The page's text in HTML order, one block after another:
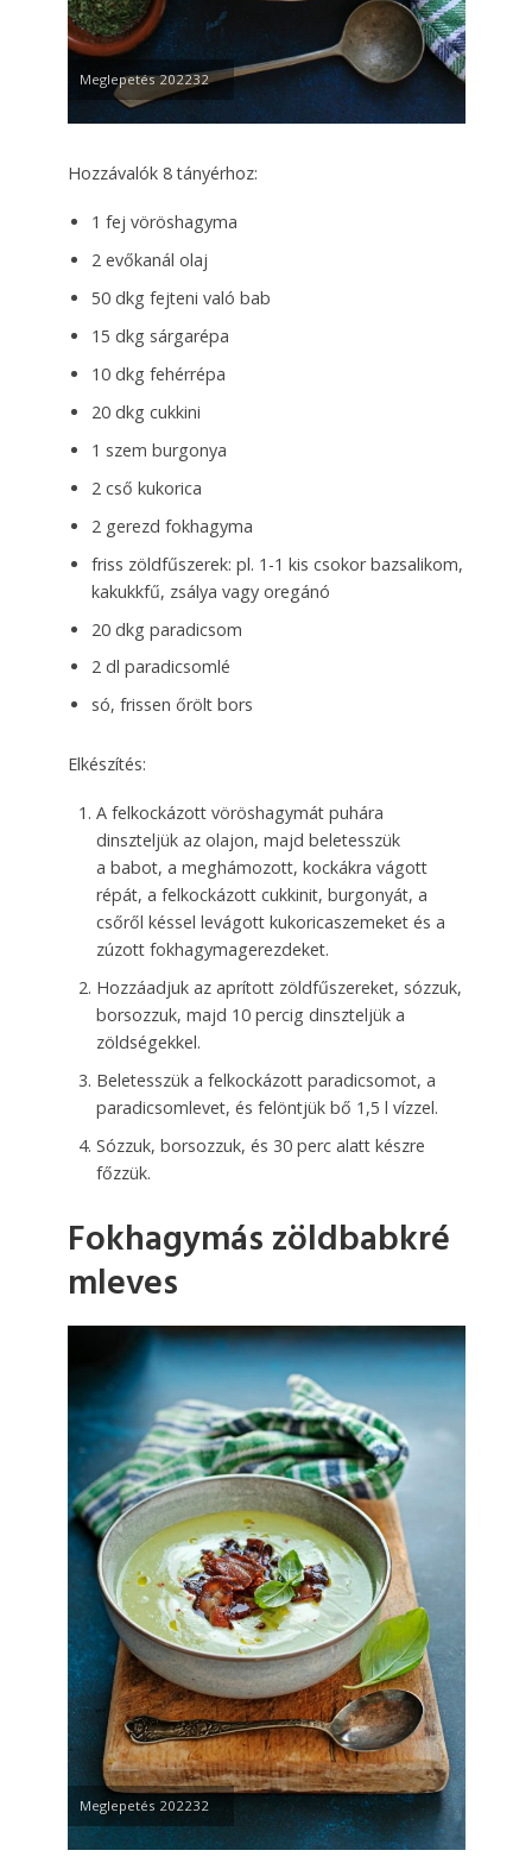
Meglepetés 202232
Hozzávalók 8 tányérhoz:
1 fej vöröshagyma
2 evőkanál olaj
50 dkg fejteni való bab
15 dkg sárgarépa
10 dkg fehérrépa
20 dkg cukkini
1 szem burgonya
2 cső kukorica
2 gerezd fokhagyma
friss zöldfűszerek: pl. 1-1 kis csokor bazsalikom,
kakukkfű, zsálya vagy oregánó
20 dkg paradicsom
2 dl paradicsomlé
só, frissen őrölt bors
Elkészítés:
A felkockázott vöröshagymát puhára
dinszteljük az olajon, majd beletesszük
a babot, a meghámozott, kockákra vágott
répát, a felkockázott cukkinit, burgonyát, a
csőről késsel levágott kukoricaszemeket és a
zúzott fokhagymagerezdeket.
Hozzáadjuk az aprított zöldfűszereket, sózzuk,
borsozzuk, majd 10 percig dinszteljük a
zöldségekkel.
Beletesszük a felkockázott paradicsomot, a
paradicsomlevet, és felöntjük bő 1,5 l vízzel.
Sózzuk, borsozzuk, és 30 perc alatt készre
főzzük.
Fokhagymás zöldbabkré
mleves
Meglepetés 202232